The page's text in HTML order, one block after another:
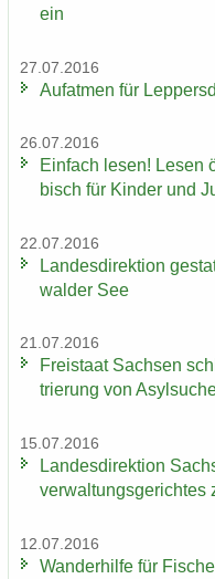
ein
27.07.2016
Auf­at­men für
26.07.2016
Ein­fach lesen! Lesen
bisch für Kin­der und
22.07.2016
Lan­des­di­rek­ti­on
wal­der See
21.07.2016
Frei­staat Sach­sen
trie­rung von
15.07.2016
Lan­des­di­rek­ti­on
ver­wal­tungs­ge­rich­tes
12.07.2016
Wan­der­hil­fe für